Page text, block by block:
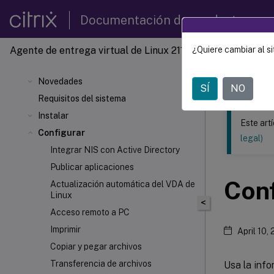
Documentación de productos
Agente de entrega virtual de Linux 2110
Novedades
Requisitos del sistema
Instalar
Configurar
Integrar NIS con Active Directory
Publicar aplicaciones
Actualización automática del VDA de
Linux
Acceso remoto a PC
Imprimir
Copiar y pegar archivos
Transferencia de archivos
Este
<
Este
legal)
April 10,
Usa la
¿Quiere cambiar al
SÍ NO